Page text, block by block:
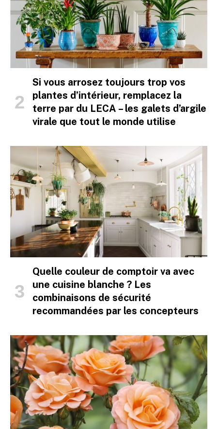
Si vous arrosez toujours trop vos
plantes d’intérieur, remplacez la
terre par du LECA – les galets d’argile
virale que tout le monde utilise
Quelle couleur de comptoir va avec
une cuisine blanche ? Les
combinaisons de sécurité
recommandées par les concepteurs